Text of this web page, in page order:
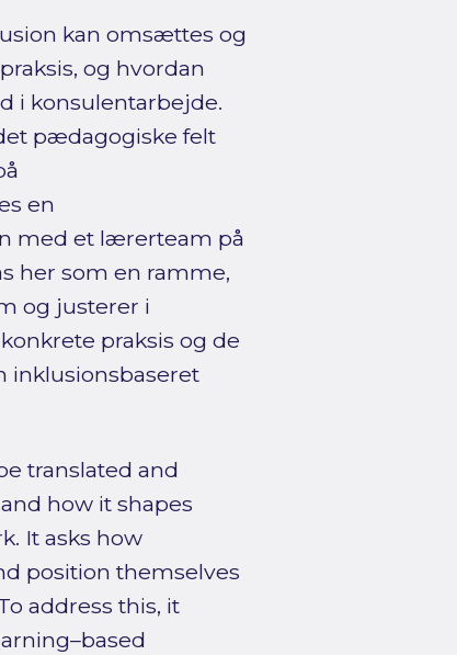
kan omsættes og
og hvordan
i konsulentarbejde.
pædagogiske felt
en
med et lærerteam på
her som en ramme,
og justerer i
praksis og de
inklusionsbaseret
translated and
how it shapes
It asks how
position themselves
address this, it